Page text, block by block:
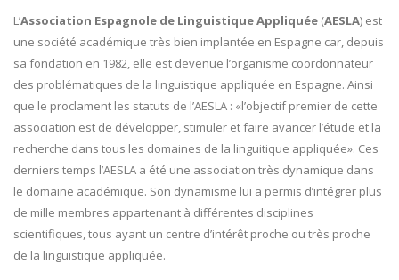
L’Association Espagnole de Linguistique Appliquée (AESLA) est
une société académique très bien implantée en Espagne car, depuis
sa fondation en 1982, elle est devenue l’organisme coordonnateur
des problématiques de la linguistique appliquée en Espagne. Ainsi
que le proclament les statuts de l’AESLA : «l’objectif premier de cette
association est de développer, stimuler et faire avancer l’étude et la
recherche dans tous les domaines de la linguitique appliquée». Ces
derniers temps l’AESLA a été une association très dynamique dans
le domaine académique. Son dynamisme lui a permis d’intégrer plus
de mille membres appartenant à différentes disciplines
scientifiques, tous ayant un centre d’intérêt proche ou très proche
de la linguistique appliquée.